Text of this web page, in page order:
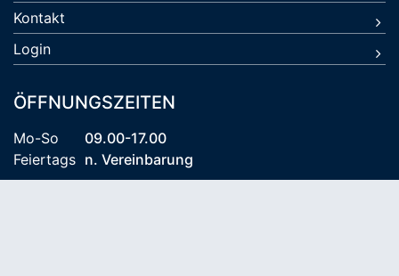
Kontakt
Login
ÖFFNUNGSZEITEN
Mo-So
09.00-17.00
Feiertags n. Vereinbarung